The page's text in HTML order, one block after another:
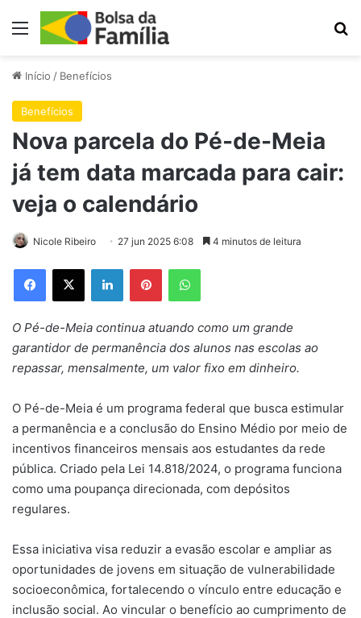
Menu
Início / Benefícios
Benefícios
Nova parcela do Pé-de-Meia
já tem data marcada para cair:
veja o calendário
Nicole Ribeiro 27 jun 2025 6:08 4 minutos de leitura
Facebook
X LinkedinPinterestWhatsApp
O Pé-de-Meia continua atuando como um grande
garantidor de permanência dos alunos nas escolas ao
repassar, mensalmente, um valor fixo em dinheiro.
O Pé-de-Meia é um programa federal que busca estimular
a permanência e a conclusão do Ensino Médio por meio de
incentivos financeiros mensais aos estudantes da rede
pública. Criado pela Lei 14.818/2024, o programa funciona
como uma poupança direcionada, com depósitos
regulares.
Essa iniciativa visa reduzir a evasão escolar e ampliar as
oportunidades de jovens em situação de vulnerabilidade
socioeconômica, fortalecendo o vínculo entre educação e
inclusão social. Ao vincular o benefício ao cumprimento de